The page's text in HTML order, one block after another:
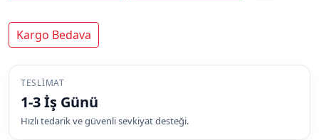
Kargo Bedava
TESLIMAT
1-3 İş Günü
Hızlı tedarik ve güvenli sevkiyat desteği.